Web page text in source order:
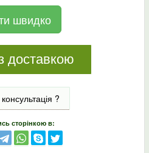
швидко
доставкою
?
сторінкою в: